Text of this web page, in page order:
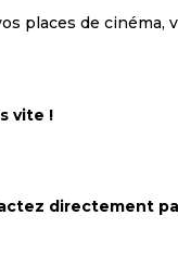
places de cinéma,
vite !
directement